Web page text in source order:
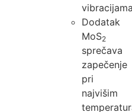
vibracijama
Dodatak
MoS2
sprečava
zapečenje
pri
najvišim